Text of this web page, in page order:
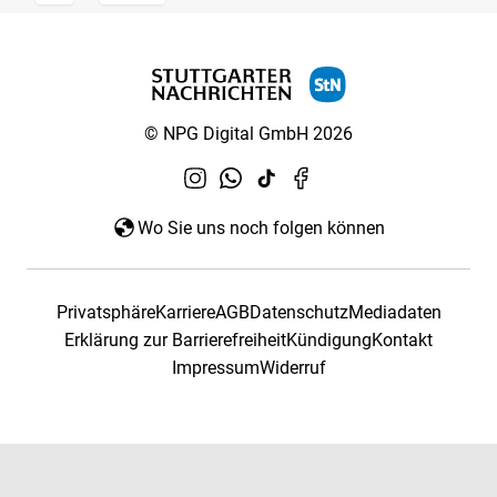
© NPG Digital GmbH 2026
Wo Sie uns noch folgen können
PrivatsphäreKarriereAGBDatenschutzMediadaten
Erklärung zur BarrierefreiheitKündigungKontakt
ImpressumWiderruf